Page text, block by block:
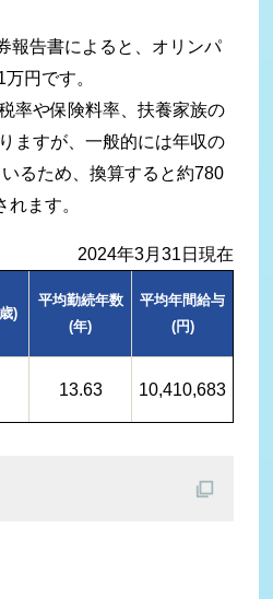
報告書によると、オリンパ
円です。
率や保険料率、扶養家族の
ますが、一般的には年収の
るため、換算すると約780
ます。
2024年3月31日現在
)
平均勤続年数
(年)
平均年間給与
(円)
13.63 10,410,683